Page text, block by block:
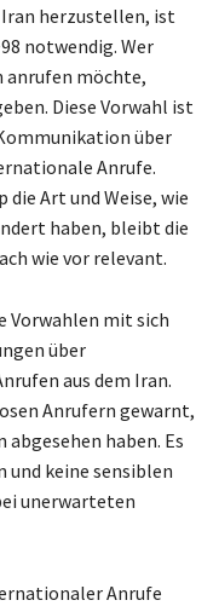
herzustellen, ist
notwendig. Wer
anrufen möchte,
Diese Vorwahl ist
über
Anrufe.
Art und Weise, wie
haben, bleibt die
wie vor relevant.
Vorwahlen mit sich
über
aus dem Iran.
Anrufern gewarnt,
haben. Es
und keine sensiblen
unerwarteten
Anrufe